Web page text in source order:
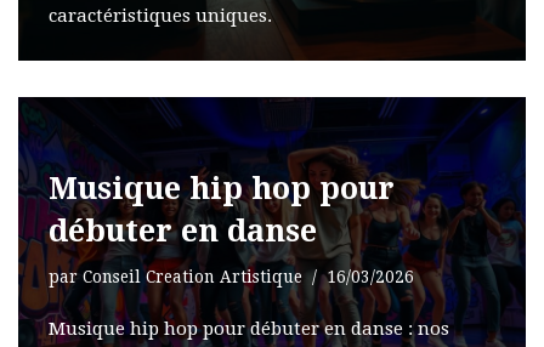
caractéristiques uniques.
Musique hip hop pour
débuter en danse
par Conseil Creation Artistique 16/03/2026
Musique hip hop pour débuter en danse : nos